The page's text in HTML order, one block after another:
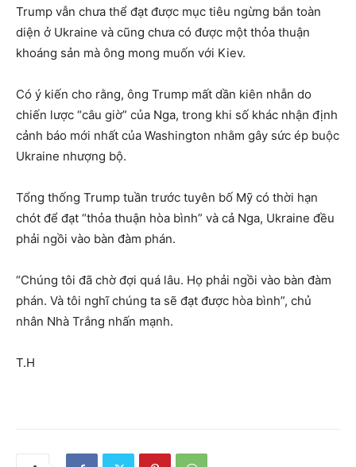
Trump vẫn chưa thể đạt được mục tiêu ngừng bắn toàn
diện ở Ukraine và cũng chưa có được một thỏa thuận
khoáng sản mà ông mong muốn với Kiev.
Có ý kiến cho rằng, ông Trump mất dần kiên nhẫn do
chiến lược “câu giờ” của Nga, trong khi số khác nhận định
cảnh báo mới nhất của Washington nhằm gây sức ép buộc
Ukraine nhượng bộ.
Tổng thống Trump tuần trước tuyên bố Mỹ có thời hạn
chót để đạt “thỏa thuận hòa bình” và cả Nga, Ukraine đều
phải ngồi vào bàn đàm phán.
“Chúng tôi đã chờ đợi quá lâu. Họ phải ngồi vào bàn đàm
phán. Và tôi nghĩ chúng ta sẽ đạt được hòa bình”, chủ
nhân Nhà Trắng nhấn mạnh.
T.H